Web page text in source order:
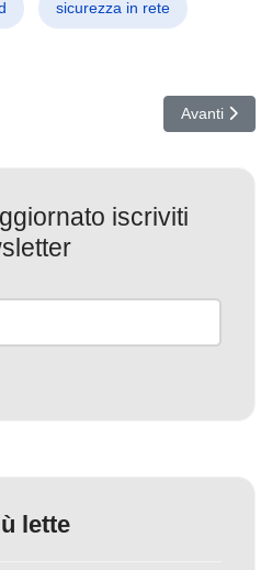
sicurezza in rete
Malware su SourceForge:Articolo
Avanti
iscriviti
lette